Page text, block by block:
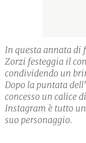
In questa annata di
Zorzi festeggia il
condividendo un
Dopo la puntata
concesso un calice
Instagram è tutto
suo personaggio.